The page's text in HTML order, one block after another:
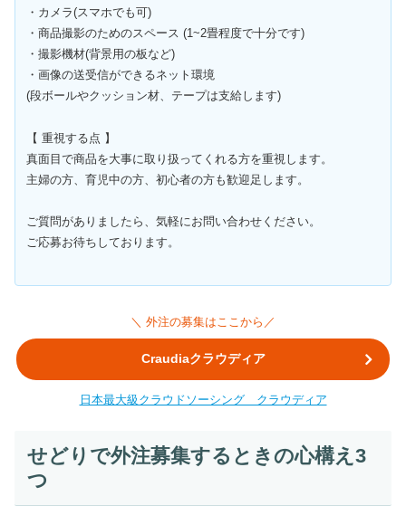
・カメラ(スマホでも可)
・商品撮影のためのスペース (1~2畳程度で十分です)
・撮影機材(背景用の板など)
・画像の送受信ができるネット環境
(段ボールやクッション材、テープは支給します)
【 重視する点 】
真面目で商品を大事に取り扱ってくれる方を重視します。
主婦の方、育児中の方、初心者の方も歓迎足します。
ご質問がありましたら、気軽にお問い合わせください。
ご応募お待ちしております。
＼ 外注の募集はここから／
Craudiaクラウディア
日本最大級クラウドソーシング クラウディア
せどりで外注募集するときの心構え3
つ